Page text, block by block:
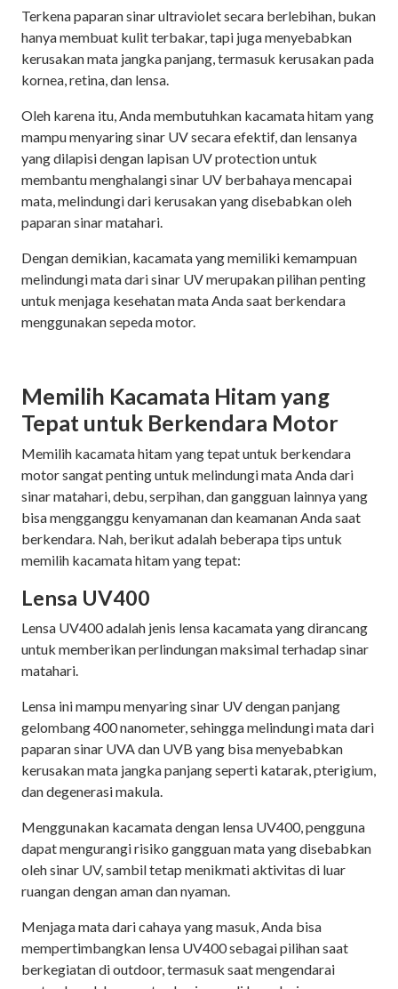
Terkena paparan sinar ultraviolet secara berlebihan, bukan
hanya membuat kulit terbakar, tapi juga menyebabkan
kerusakan mata jangka panjang, termasuk kerusakan pada
kornea, retina, dan lensa.
Oleh karena itu, Anda membutuhkan kacamata hitam yang
mampu menyaring sinar UV secara efektif, dan lensanya
yang dilapisi dengan lapisan UV protection untuk
membantu menghalangi sinar UV berbahaya mencapai
mata, melindungi dari kerusakan yang disebabkan oleh
paparan sinar matahari.
Dengan demikian, kacamata yang memiliki kemampuan
melindungi mata dari sinar UV merupakan pilihan penting
untuk menjaga kesehatan mata Anda saat berkendara
menggunakan sepeda motor.
Memilih Kacamata Hitam yang
Tepat untuk Berkendara Motor
Memilih kacamata hitam yang tepat untuk berkendara
motor sangat penting untuk melindungi mata Anda dari
sinar matahari, debu, serpihan, dan gangguan lainnya yang
bisa mengganggu kenyamanan dan keamanan Anda saat
berkendara. Nah, berikut adalah beberapa tips untuk
memilih kacamata hitam yang tepat:
Lensa UV400
Lensa UV400 adalah jenis lensa kacamata yang dirancang
untuk memberikan perlindungan maksimal terhadap sinar
matahari.
Lensa ini mampu menyaring sinar UV dengan panjang
gelombang 400 nanometer, sehingga melindungi mata dari
paparan sinar UVA dan UVB yang bisa menyebabkan
kerusakan mata jangka panjang seperti katarak, pterigium,
dan degenerasi makula.
Menggunakan kacamata dengan lensa UV400, pengguna
dapat mengurangi risiko gangguan mata yang disebabkan
oleh sinar UV, sambil tetap menikmati aktivitas di luar
ruangan dengan aman dan nyaman.
Menjaga mata dari cahaya yang masuk, Anda bisa
mempertimbangkan lensa UV400 sebagai pilihan saat
berkegiatan di outdoor, termasuk saat mengendarai